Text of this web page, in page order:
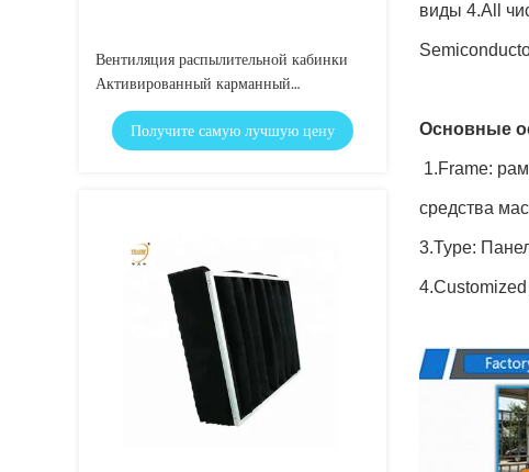
Вентиляция распылительной кабинки
Активированный карманный
углеродный воздушный фильтр для
фильтрации вентилятора чистой
комнаты
Получите самую лучшую цену
виды 4.All
Основные
1.Frame:
средства
3.Type: